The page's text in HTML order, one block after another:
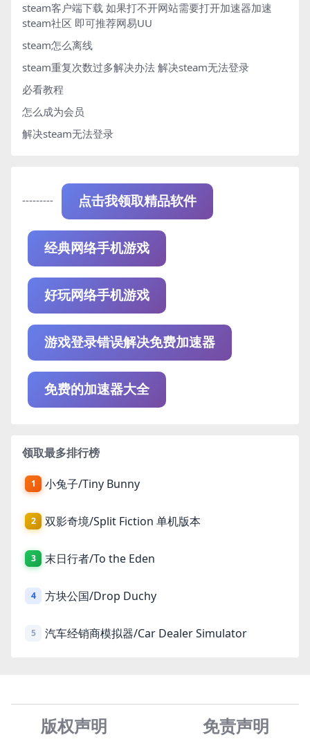
steam客户端下载 如果打不开网站需要打开加速器加速
steam社区 即可推荐网易UU
steam怎么离线
steam重复次数过多解决办法 解决steam无法登录
必看教程
怎么成为会员
解决steam无法登录
--------- 点击我领取精品软件
经典网络手机游戏
好玩网络手机游戏
游戏登录错误解决免费加速器
免费的加速器大全
领取最多排行榜
1 小兔子/Tiny Bunny
2 双影奇境/Split Fiction 单机版本
3 末日行者/To the Eden
4 方块公国/Drop Duchy
5 汽车经销商模拟器/Car Dealer Simulator
版权声明 免责声明